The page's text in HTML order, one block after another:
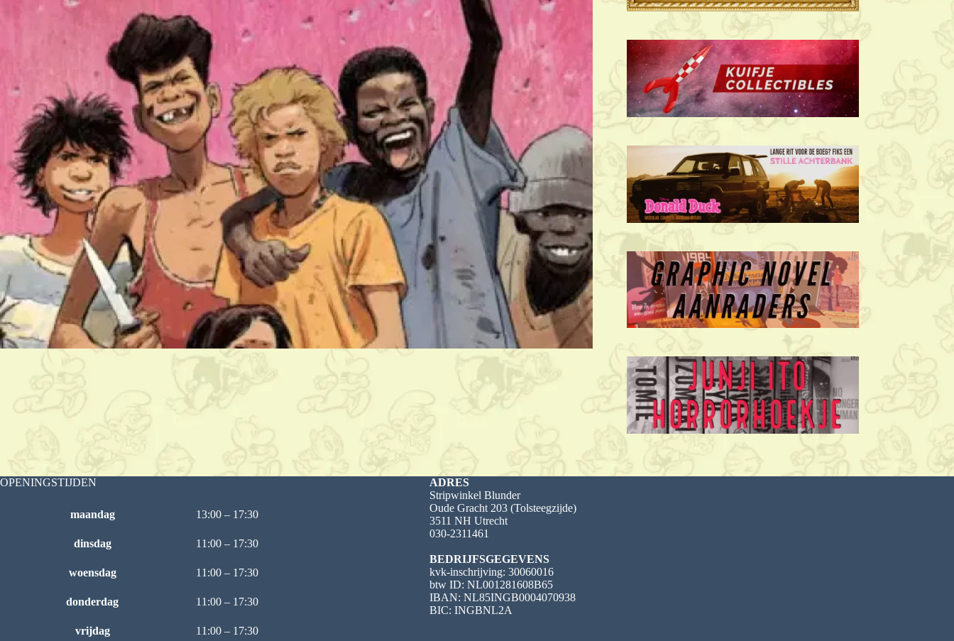
OPENINGSTIJDEN
maandag 13:00 – 17:30
dinsdag 11:00 – 17:30
woensdag 11:00 – 17:30
donderdag 11:00 – 17:30
vrijdag 11:00 – 17:30
ADRES
Stripwinkel Blunder
Oude Gracht 203 (Tolsteegzijde)
3511 NH Utrecht
030-2311461
BEDRIJFSGEGEVENS
kvk-inschrijving: 30060016
btw ID: NL001281608B65
IBAN: NL85INGB0004070938
BIC: INGBNL2A